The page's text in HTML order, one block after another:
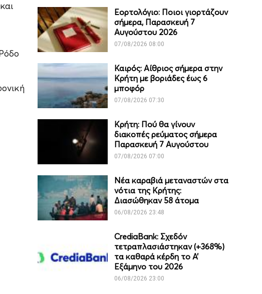
Εορτολόγιο: Ποιοι γιορτάζουν
σήμερα, Παρασκευή 7
Αυγούστου 2026
07/08/2026 08:00
Καιρός: Αίθριος σήμερα στην
Κρήτη με βοριάδες έως 6
μποφόρ
07/08/2026 07:30
Κρήτη: Πού θα γίνουν
διακοπές ρεύματος σήμερα
Παρασκευή 7 Αυγούστου
07/08/2026 07:00
Νέα καραβιά μεταναστών στα
νότια της Κρήτης:
Διασώθηκαν 58 άτομα
06/08/2026 23:48
CrediaBank: Σχεδόν
τετραπλασιάστηκαν (+368%)
τα καθαρά κέρδη το Α’
Εξάμηνο του 2026
06/08/2026 23:00